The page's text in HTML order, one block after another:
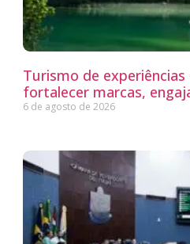
Turismo de
fortalecer marcas,
6 de agosto de 2026